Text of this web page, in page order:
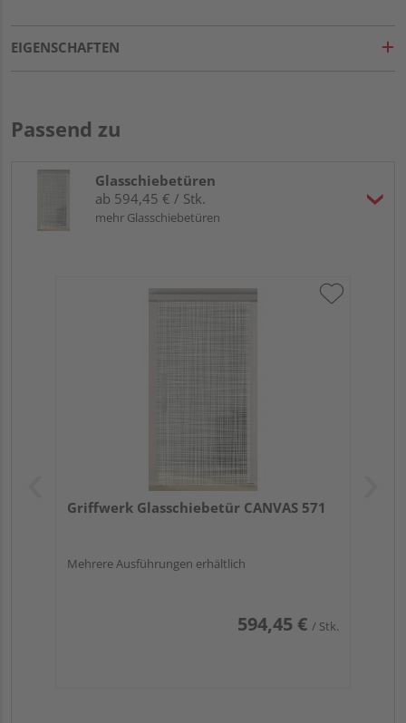
EIGENSCHAFTEN
Passend zu
Glasschiebetüren
ab 594,45 € / Stk.
mehr Glasschiebetüren
Griffwerk Glasschiebetür CANVAS 571
Mehrere Ausführungen erhältlich
594,45 € / Stk.